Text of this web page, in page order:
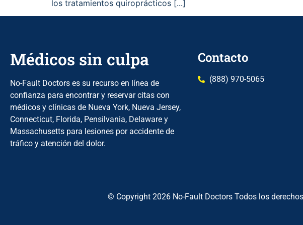
los tratamientos quiroprácticos [...]
Médicos sin culpa
No-Fault Doctors es su recurso en línea de
confianza para encontrar y reservar citas con
médicos y clínicas de Nueva York, Nueva Jersey,
Connecticut, Florida, Pensilvania, Delaware y
Massachusetts para lesiones por accidente de
tráfico y atención del dolor.
Contacto
(888) 970-5065
© Copyright 2026 No-Fault Doctors Todos los derechos